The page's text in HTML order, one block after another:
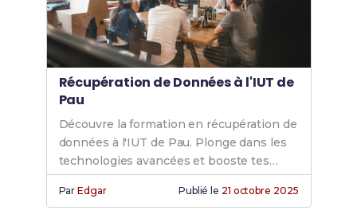
Récupération de Données à l'IUT de
Pau
Découvre la formation en récupération de
données à l'IUT de Pau. Plonge dans les
technologies avancées et booste tes
compétences pour une carrière réussie.
ParEdgar Publié le 21 octobre 2025